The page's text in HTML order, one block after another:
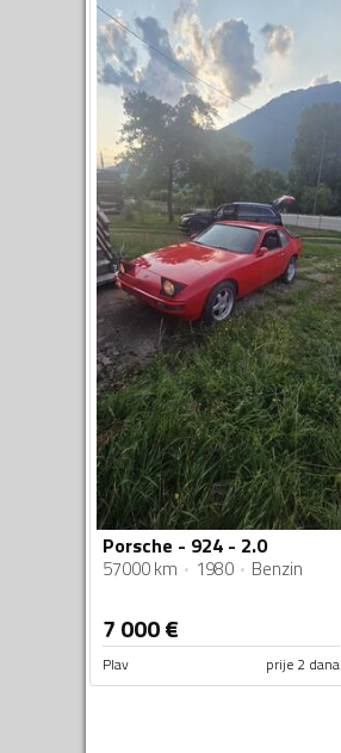
Porsche - 924 - 2.0
57000 km 1980 Benzin
7 000€
Plav prije 2 dana